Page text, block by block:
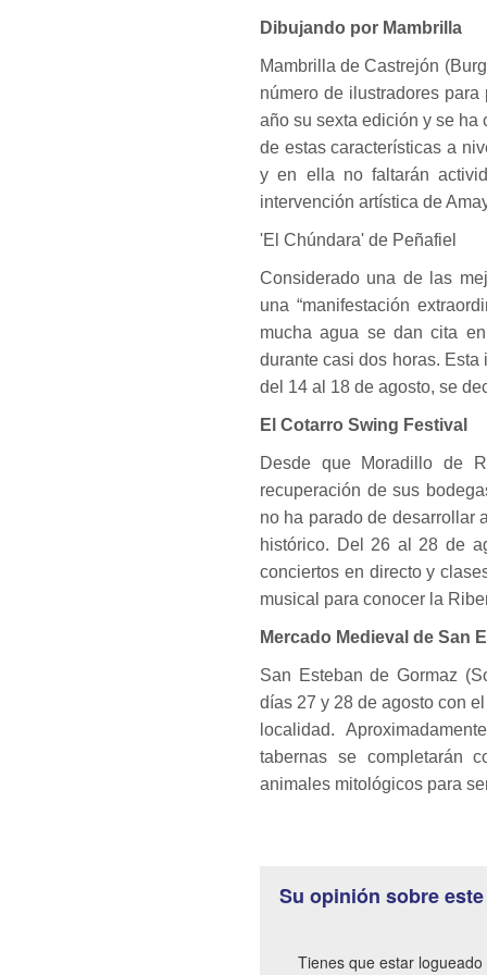
Dibujando por Mambrilla
Mambrilla de Castrejón
número de ilustradores
año su sexta edición y se ha
de estas características a
y en ella no faltarán
intervención artística de
'El Chúndara' de Peñafiel
Considerado una de las
una “manifestación
mucha agua se dan cita
durante casi dos horas.
del 14 al 18 de agosto, se
El Cotarro Swing Festival
Desde que Moradillo de
recuperación de sus
no ha parado de desarrollar
histórico. Del 26 al 28 de
conciertos en directo y
musical para conocer la
Mercado Medieval de San
San Esteban de Gormaz
días 27 y 28 de agosto con
localidad.
tabernas se completarán
animales mitológicos para
Su opinión sobre
Tienes que estar